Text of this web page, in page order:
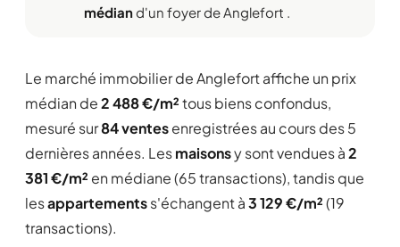
médiand'un foyer de Anglefort .
Le marché immobilier de Anglefort affiche un prix
médian de2 488 €/m²tous biens confondus,
mesuré sur84 ventesenregistrées au cours des 5
dernières années. Lesmaisonsy sont vendues à2
381 €/m² en médiane (65 transactions), tandis que
lesappartementss'échangent à3 129 €/m²(19
transactions).